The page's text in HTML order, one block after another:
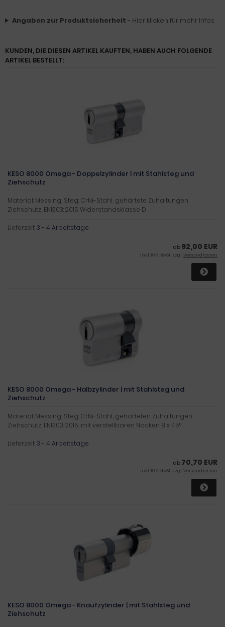
Angaben zur Produktsicherheit - Hier klicken für mehr Infos
KUNDEN, DIE DIESEN ARTIKEL KAUFTEN, HABEN AUCH FOLGENDE
ARTIKEL BESTELLT:
KESO 8000 Omega - Doppelzylinder | mit Stahlsteg und
Ziehschutz
Material: Messing, Steg: CrNi-Stahl, gehärtete Zuhaltungen
Ziehschutz, EN1303: 2015 Widerstandsklasse D
Lieferzeit:3 - 4 Arbeitstage
ab 92,00 EUR
inkl. 19 % MwSt. zzgl.Versandkosten
KESO 8000 Omega - Halbzylinder | mit Stahlsteg und
Ziehschutz
Material: Messing, Steg: CrNi-Stahl, gehärteten Zuhaltungen
Ziehschutz, EN1303: 2015, mit verstellbaren Nocken 8 x 45°
Lieferzeit:3 - 4 Arbeitstage
ab 70,70 EUR
inkl. 19 % MwSt. zzgl.Versandkosten
KESO 8000 Omega - Knaufzylinder | mit Stahlsteg und
Ziehschutz